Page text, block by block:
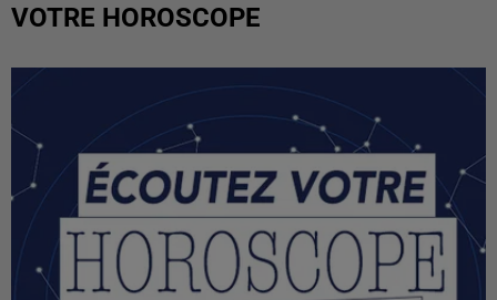
VOTRE HOROSCOPE